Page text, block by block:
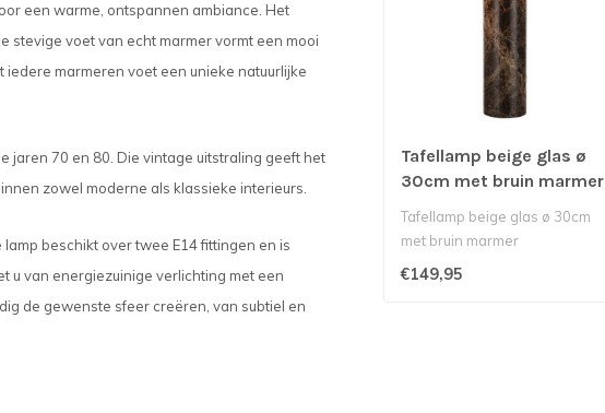
een warme, ontspannen ambiance. Het
stevige voet van echt marmer vormt een mooi
marmeren voet een unieke natuurlijke
jaren 70 en 80. Die vintage uitstraling geeft het
zowel moderne als klassieke interieurs.
beschikt over twee E14 fittingen en is
u van energiezuinige verlichting met een
de gewenste sfeer creëren, van subtiel en
Tafellamp beige glas ø
30cm met bruin marmer
Tafellamp beige glas ø 30cm
met bruin marmer
€149,95